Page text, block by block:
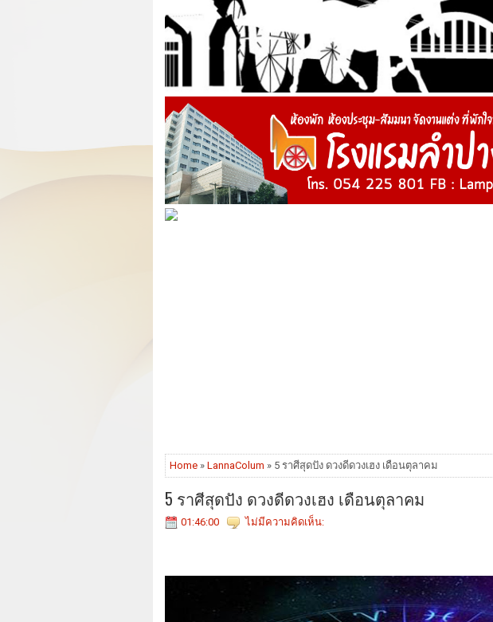
Home » LannaColum » 5 ราศีสุดปัง ดวงดีดวงเฮง เดือนตุลาคม
5 ราศีสุดปัง ดวงดีดวงเฮง เดือนตุลาคม
01:46:00 ไม่มีความคิดเห็น: